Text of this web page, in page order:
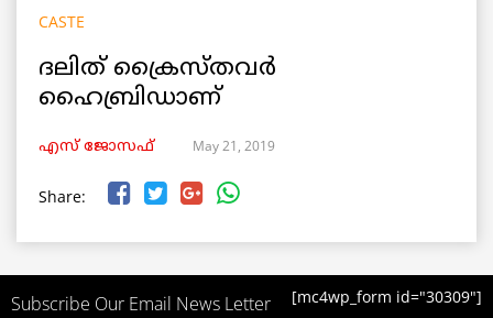
CASTE
ദലിത് ക്രൈസ്തവര്‍
ഹൈബ്രിഡാണ്‌
എസ് ജോസഫ് May 21, 2019
Share:
Subscribe Our Email News Letter [mc4wp_form id="30309"]